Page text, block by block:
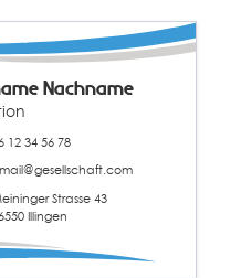
12 34 56 78
Strasse 43
Illingen
Nachname